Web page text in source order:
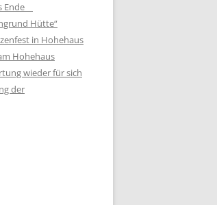
Ende
Hütte“
in Hohehaus
Hohehaus
wieder für sich
der